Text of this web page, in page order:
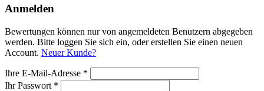
Anmelden
Bewertungen können nur von angemeldeten Benutzern abgegeben
werden. Bitte loggen Sie sich ein, oder erstellen Sie einen neuen
Account. Neuer Kunde?
Ihre E-Mail-Adresse *
Ihr Passwort *